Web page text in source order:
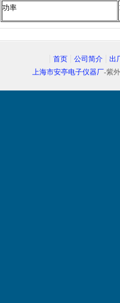
功率
首页 公司简介
出
上海市安亭电子仪器厂-紫